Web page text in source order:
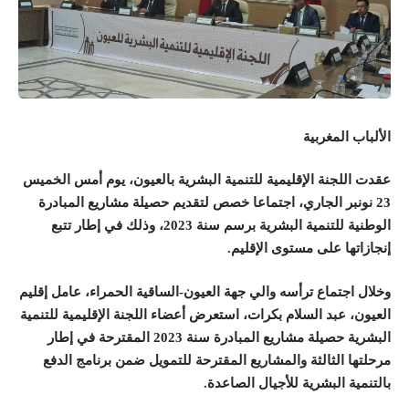
الألباب المغربية
عقدت اللجنة الإقليمية للتنمية البشرية بالعيون، يوم أمس الخميس
23 نونبر الجاري، اجتماعا خصص لتقديم حصيلة مشاريع المبادرة
الوطنية للتنمية البشرية برسم سنة 2023، وذلك في إطار تتبع
إنجازاتها على مستوى الإقليم.
وخلال اجتماع ترأسه والي جهة العيون-الساقية الحمراء، عامل إقليم
العيون، عبد السلام بكرات، استعرض أعضاء اللجنة الإقليمية للتنمية
البشرية حصيلة مشاريع المبادرة سنة 2023 المقترحة في إطار
مرحلتها الثالثة والمشاريع المقترحة للتمويل ضمن برنامج الدفع
بالتنمية البشرية للأجيال الصاعدة.